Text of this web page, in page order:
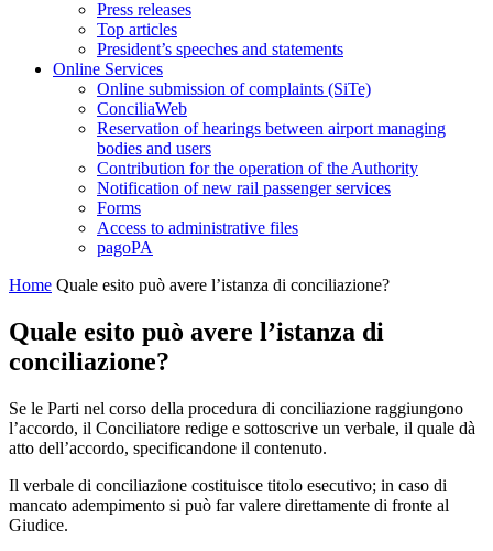
Press releases
Top articles
President’s speeches and statements
Online Services
Online submission of complaints (SiTe)
ConciliaWeb
Reservation of hearings between airport managing
bodies and users
Contribution for the operation of the Authority
Notification of new rail passenger services
Forms
Access to administrative files
pagoPA
Home Quale esito può avere l’istanza di conciliazione?
Quale esito può avere l’istanza di
conciliazione?
Se le Parti nel corso della procedura di conciliazione raggiungono
l’accordo, il Conciliatore redige e sottoscrive un verbale, il quale dà
atto dell’accordo, specificandone il contenuto.
Il verbale di conciliazione costituisce titolo esecutivo; in caso di
mancato adempimento si può far valere direttamente di fronte al
Giudice.